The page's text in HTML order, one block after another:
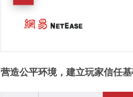
营造公平环境，建立玩家信任